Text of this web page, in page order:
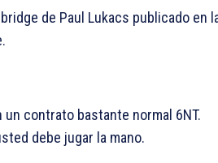
de Paul Lukacs publicado en
un contrato bastante normal 6NT.
debe jugar la mano.